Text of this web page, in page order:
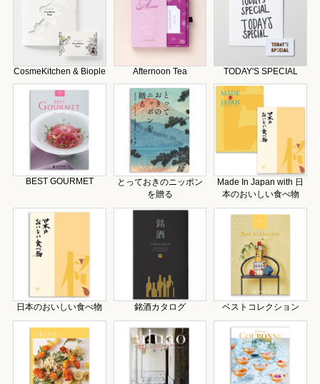
CosmeKitchen & Biople Afternoon Tea TODAY'S SPECIAL
BEST GOURMET
とっておきのニッポン
を贈る
Made In Japan with 日
本のおいしい食べ物
日本のおいしい食べ物 銘酒カタログ ベストコレクション